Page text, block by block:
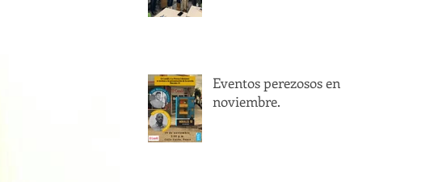
Eventos perezosos en
noviembre.